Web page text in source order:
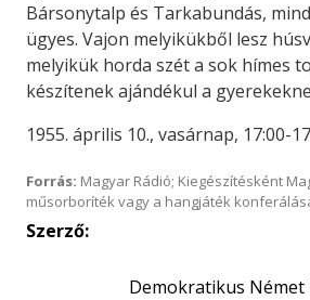
Bársonytalp és Tarkabundás,
ügyes. Vajon melyikükből lesz
melyikük horda szét a sok hímes
készítenek ajándékul a
1955. április 10., vasárnap, 17:00-
Forrás: Magyar Rádió; Kiegészítésként
műsorboríték vagy a hangjáték
Szerző:
Demokratikus Német